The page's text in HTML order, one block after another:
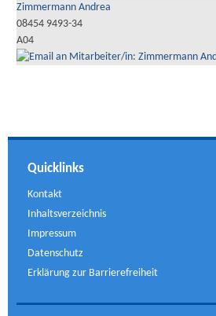
Zimmermann Andrea
08454 9493-34
A04
Quicklinks
Kontakt
Inhaltsverzeichnis
Impressum
Datenschutz
Erklärung zur Barrierefreiheit